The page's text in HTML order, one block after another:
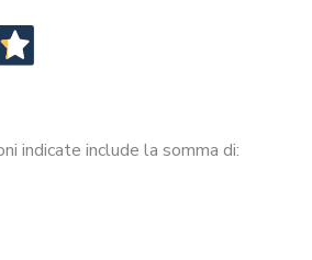
indicate include la somma di: